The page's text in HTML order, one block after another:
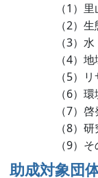
（1）里
（2）生
（3）水
（4）地
（5）リ
（6）環
（7）啓
（8）研
（9）そ
助成対象団